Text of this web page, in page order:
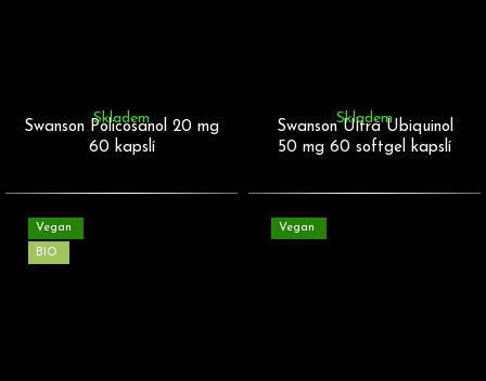
Swanson Policosanol 20 mg
60 kapslí
Skladem
Swanson Ultra Ubiquinol
50 mg 60 softgel kapslí
Skladem
Vegan
BIO
Vegan